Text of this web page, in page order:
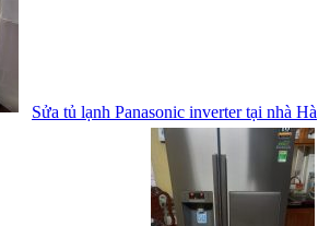
Sửa tủ lạnh Panasonic inverter tại nhà Hà